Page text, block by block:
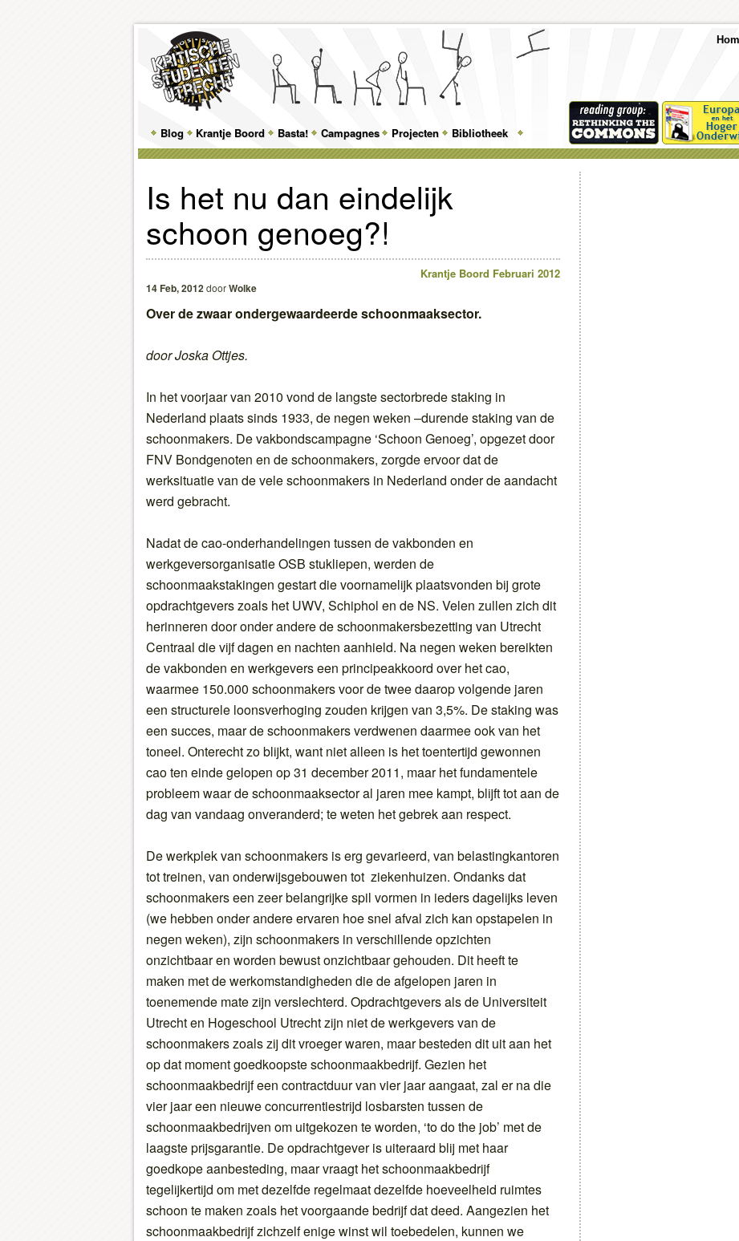
Main
menu
Skip
to
primary
content
Skip
to
secondary
content
Blog Krantje Boord Basta! Campagnes Projecten Bibliotheek
Top
Top
Feature
Menu
Skip
to
primary
Skip
to
secondary
Is het nu dan eindelijk
schoon genoeg?!
Krantje Boord Februari 2012
14 Feb, 2012doorWolke
Over de zwaar ondergewaardeerde schoonmaaksector.
door Joska Ottjes.
In het voorjaar van 2010 vond de langste sectorbrede staking in
Nederland plaats sinds 1933, de negen weken –durende staking van de
schoonmakers. De vakbondscampagne ‘Schoon Genoeg’, opgezet door
FNV Bondgenoten en de schoonmakers, zorgde ervoor dat de
werksituatie van de vele schoonmakers in Nederland onder de aandacht
werd gebracht.
Nadat de cao-onderhandelingen tussen de vakbonden en
werkgeversorganisatie OSB stukliepen, werden de
schoonmaakstakingen gestart die voornamelijk plaatsvonden bij grote
opdrachtgevers zoals het UWV, Schiphol en de NS. Velen zullen zich dit
herinneren door onder andere de schoonmakersbezetting van Utrecht
Centraal die vijf dagen en nachten aanhield. Na negen weken bereikten
de vakbonden en werkgevers een principeakkoord over het cao,
waarmee 150.000 schoonmakers voor de twee daarop volgende jaren
een structurele loonsverhoging zouden krijgen van 3,5%. De staking was
een succes, maar de schoonmakers verdwenen daarmee ook van het
toneel. Onterecht zo blijkt, want niet alleen is het toentertijd gewonnen
cao ten einde gelopen op 31 december 2011, maar het fundamentele
probleem waar de schoonmaaksector al jaren mee kampt, blijft tot aan de
dag van vandaag onveranderd; te weten het gebrek aan respect.
De werkplek van schoonmakers is erg gevarieerd, van belastingkantoren
tot treinen, van onderwijsgebouwen tot ziekenhuizen. Ondanks dat
schoonmakers een zeer belangrijke spil vormen in ieders dagelijks leven
(we hebben onder andere ervaren hoe snel afval zich kan opstapelen in
negen weken), zijn schoonmakers in verschillende opzichten
onzichtbaar en worden bewust onzichtbaar gehouden. Dit heeft te
maken met de werkomstandigheden die de afgelopen jaren in
toenemende mate zijn verslechterd. Opdrachtgevers als de Universiteit
Utrecht en Hogeschool Utrecht zijn niet de werkgevers van de
schoonmakers zoals zij dit vroeger waren, maar besteden dit uit aan het
op dat moment goedkoopste schoonmaakbedrijf. Gezien het
schoonmaakbedrijf een contractduur van vier jaar aangaat, zal er na die
vier jaar een nieuwe concurrentiestrijd losbarsten tussen de
schoonmaakbedrijven om uitgekozen te worden, ‘to do the job’ met de
laagste prijsgarantie. De opdrachtgever is uiteraard blij met haar
goedkope aanbesteding, maar vraagt het schoonmaakbedrijf
tegelijkertijd om met dezelfde regelmaat dezelfde hoeveelheid ruimtes
schoon te maken zoals het voorgaande bedrijf dat deed. Aangezien het
schoonmaakbedrijf zichzelf enige winst wil toebedelen, kunnen we